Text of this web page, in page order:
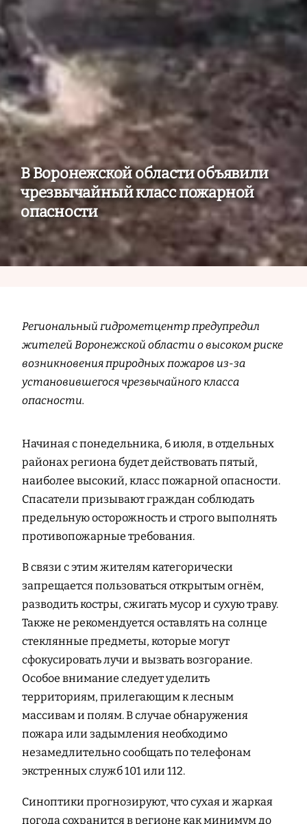
В Воронежской области объявили
чрезвычайный класс пожарной
опасности
Региональный гидрометцентр предупредил
жителей Воронежской области о высоком риске
возникновения природных пожаров из-за
установившегося чрезвычайного класса
опасности.
Начиная с понедельника, 6 июля, в отдельных
районах региона будет действовать пятый,
наиболее высокий, класс пожарной опасности.
Спасатели призывают граждан соблюдать
предельную осторожность и строго выполнять
противопожарные требования.
В связи с этим жителям категорически
запрещается пользоваться открытым огнём,
разводить костры, сжигать мусор и сухую траву.
Также не рекомендуется оставлять на солнце
стеклянные предметы, которые могут
сфокусировать лучи и вызвать возгорание.
Особое внимание следует уделить
территориям, прилегающим к лесным
массивам и полям. В случае обнаружения
пожара или задымления необходимо
незамедлительно сообщать по телефонам
экстренных служб 101 или 112.
Синоптики прогнозируют, что сухая и жаркая
погода сохранится в регионе как минимум до